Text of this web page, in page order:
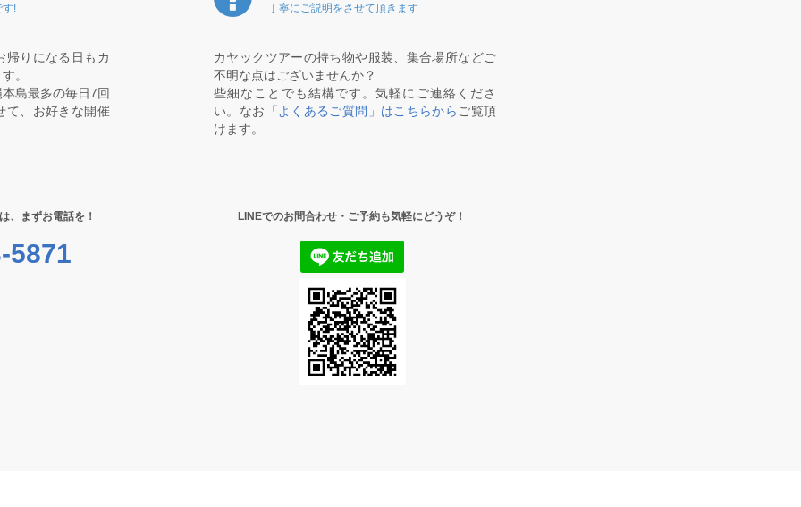
す!
帰りになる日もカ
。
島最多の毎日7回
て、お好きな開催
丁寧にご説明をさせて頂きます
カヤックツアーの持ち物や服装、集合場所などご
不明な点はございませんか？
些細なことでも結構です。気軽にご連絡くださ
い。なお 「よくあるご質問」はこちらから ご覧頂
けます。
、まずお電話を！
5871
LINEでのお問合わせ・ご予約も気軽にどうぞ！